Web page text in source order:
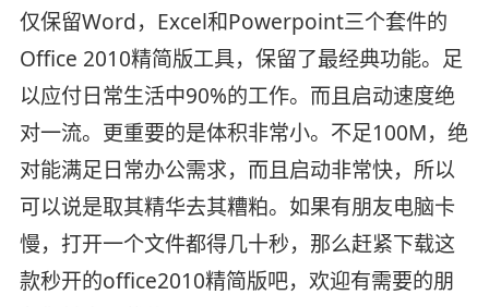
仅保留Word，Excel和Powerpoint三个套件的
Office 2010精简版工具，保留了最经典功能。足
以应付日常生活中90%的工作。而且启动速度绝
对一流。更重要的是体积非常小。不足100M，绝
对能满足日常办公需求，而且启动非常快，所以
可以说是取其精华去其糟粕。如果有朋友电脑卡
慢，打开一个文件都得几十秒，那么赶紧下载这
款秒开的office2010精简版吧，欢迎有需要的朋